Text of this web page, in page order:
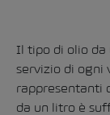
Il tipo di olio
servizio di ogni
rappresentanti
da un litro è